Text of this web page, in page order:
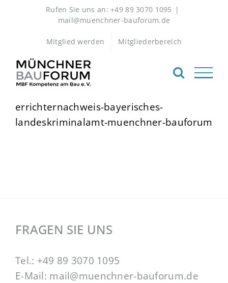
Rufen Sie uns an: +49 89 3070 1095 |
mail@muenchner-bauforum.de
Mitglied werden Mitgliederbereich
errichternachweis-bayerisches-
landeskriminalamt-muenchner-bauforum
FRAGEN SIE UNS
Tel.: +49 89 3070 1095
E-Mail: mail@muenchner-bauforum.de